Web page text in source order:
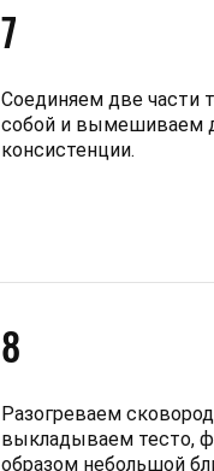
7
Соединяем две части
собой и вымешиваем
консистенции.
8
Разогреваем
выкладываем тесто,
образом небольшой